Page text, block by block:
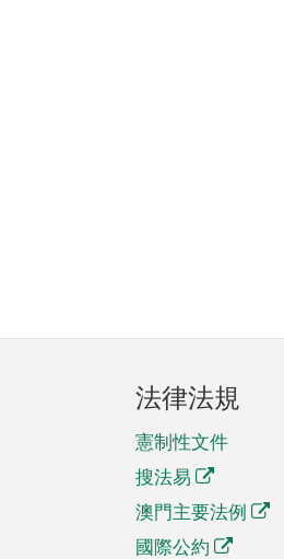
法律法規
憲制性文件
搜法易
澳門主要法例
國際公約